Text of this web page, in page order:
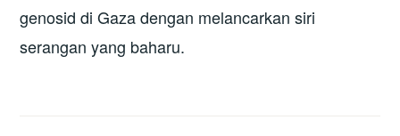
genosid di Gaza dengan melancarkan siri
serangan yang baharu.